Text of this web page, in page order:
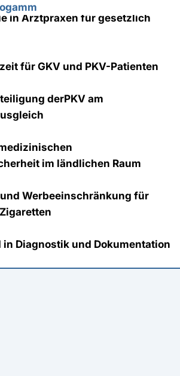
in Arztpraxen für gesetzlich
für GKV und PKV-Patienten
derPKV am
im ländlichen Raum
Werbeeinschränkung für
in Diagnostik und Dokumentation